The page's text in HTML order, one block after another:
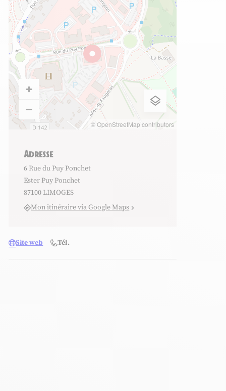
Ester
Ester
© OpenStreetMap contributors
Adresse
6 Rue du Puy Ponchet
Ester Puy Ponchet
87100 LIMOGES
Mon itinéraire via Google Maps
Site web Tél.